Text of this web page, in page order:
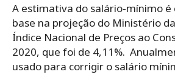
A estimativa do salário-mínimo é
base na projeção do Ministério
Índice Nacional de Preços ao
2020, que foi de 4,11%.
usado para corrigir o salário